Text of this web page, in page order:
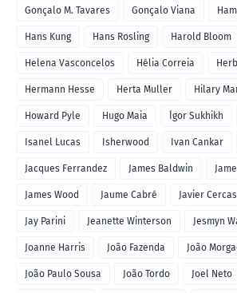
Gonçalo M. Tavares Gonçalo Viana
Hans Kung Hans Rosling Harold Bloom
Helena Vasconcelos Hélia Correia
Hermann Hesse Herta Muller Hilary
Howard Pyle Hugo Maia Ígor Sukhikh
Isanel Lucas Isherwood Ivan Cankar
Jacques Ferrandez James Baldwin
James Wood Jaume Cabré Javier Cercas
Jay Parini Jeanette Winterson Jesmyn
Joanne Harris João Fazenda João
João Paulo Sousa João Tordo Joel Neto